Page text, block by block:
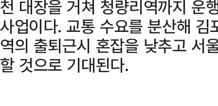
천 대장을 거쳐 청량리역까지 운
사업이다. 교통 수요를 분산해
역의 출퇴근시 혼잡을 낮추고 서
할 것으로 기대된다.